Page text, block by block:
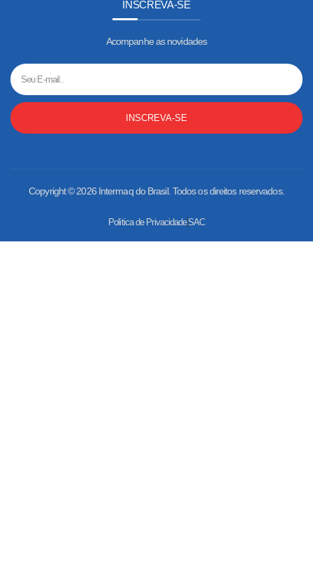
INSCREVA-SE
Acompanhe as novidades
INSCREVA-SE
Copyright © 2026 Intermaq do Brasil. Todos os direitos reservados.
Politica de PrivacidadeSAC